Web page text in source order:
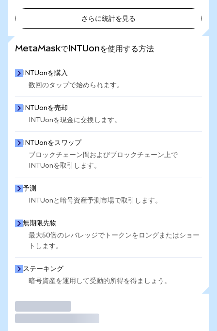
さらに統計を見る
MetaMaskでINTUonを使用する方法
INTUonを購入
数回のタップで始められます。
INTUonを売却
INTUonを現金に交換します。
INTUonをスワップ
ブロックチェーン間およびブロックチェーン上で
INTUonを取引します。
予測
INTUonと暗号資産予測市場で取引します。
無期限先物
最大50倍のレバレッジでトークンをロングまたはショー
トします。
ステーキング
暗号資産を運用して受動的所得を得ましょう。